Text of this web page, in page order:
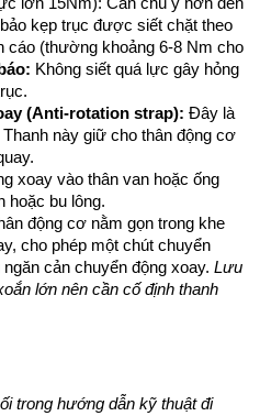
lớn 15Nm): Cần chú ý hơn đến
kẹp trục được siết chặt theo
cáo (thường khoảng 6-8 Nm cho
Không siết quá lực gây hỏng
(Anti-rotation strap): Đây là
này giữ cho thân động cơ
xoay vào thân van hoặc ống
hoặc bu lông.
động cơ nằm gọn trong khe
cho phép một chút chuyển
cản chuyển động xoay. Lưu
lớn nên cần cố định thanh
trong hướng dẫn kỹ thuật đi